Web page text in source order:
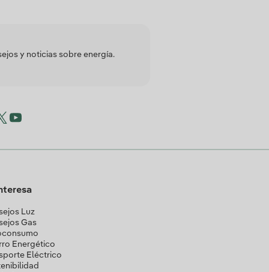
y noticias sobre energía.
Luz
Gas
Energético
Eléctrico